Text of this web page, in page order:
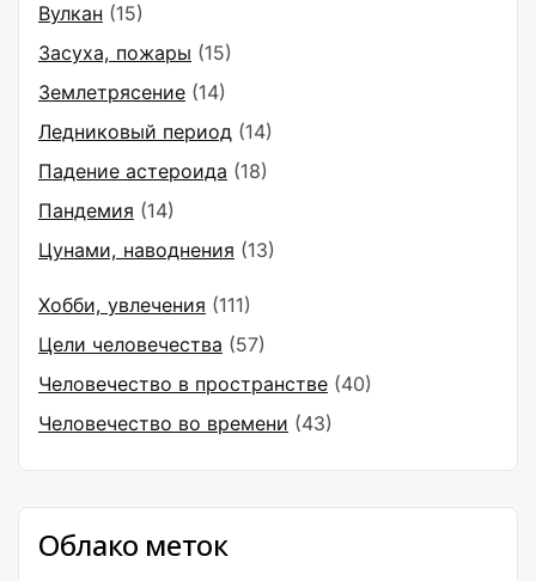
Вулкан (15)
Засуха, пожары (15)
Землетрясение (14)
Ледниковый период (14)
Падение астероида (18)
Пандемия (14)
Цунами, наводнения (13)
Хобби, увлечения (111)
Цели человечества (57)
Человечество в пространстве (40)
Человечество во времени (43)
Облако меток